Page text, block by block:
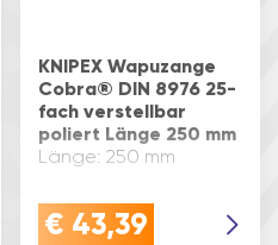
KNIPEX Wapuzange
Cobra® DIN 8976 25-
fach verstellbar
poliert Länge 250 mm
Länge: 250 mm
€ 43,39